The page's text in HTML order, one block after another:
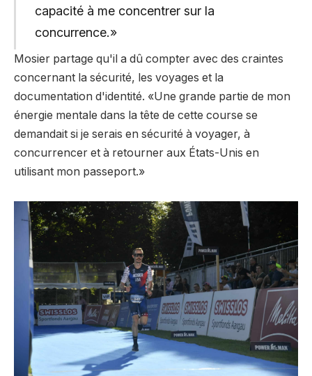
capacité à me concentrer sur la
concurrence.»
Mosier partage qu'il a dû compter avec des craintes
concernant la sécurité, les voyages et la
documentation d'identité. «Une grande partie de mon
énergie mentale dans la tête de cette course se
demandait si je serais en sécurité à voyager, à
concurrencer et à retourner aux États-Unis en
utilisant mon passeport.»